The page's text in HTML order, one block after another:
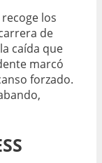
los
de
caída que
marcó
forzado.